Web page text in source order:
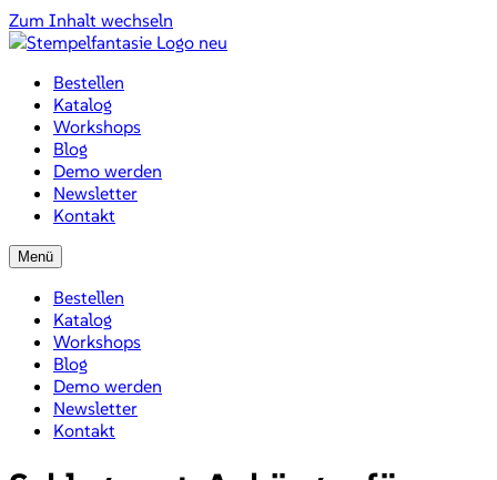
Zum Inhalt wechseln
Bestellen
Katalog
Workshops
Blog
Demo werden
Newsletter
Kontakt
Menü
Bestellen
Katalog
Workshops
Blog
Demo werden
Newsletter
Kontakt